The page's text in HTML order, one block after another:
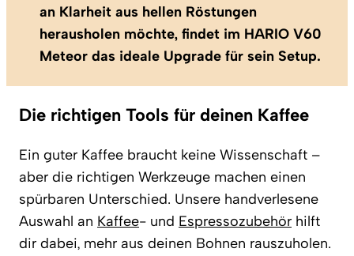
an Klarheit aus hellen Röstungen
herausholen möchte, findet im HARIO V60
Meteor das ideale Upgrade für sein Setup.
Die richtigen Tools für deinen Kaffee
Ein guter Kaffee braucht keine Wissenschaft –
aber die richtigen Werkzeuge machen einen
spürbaren Unterschied. Unsere handverlesene
Auswahl an Kaffee- und Espressozubehör hilft
dir dabei, mehr aus deinen Bohnen rauszuholen.